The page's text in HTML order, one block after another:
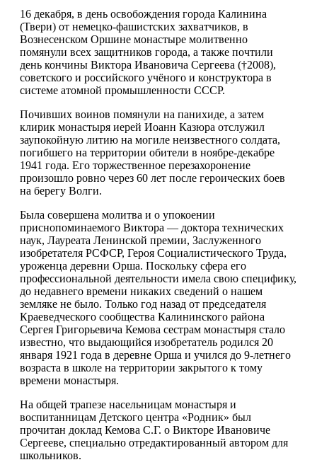
16 декабря, в день освобождения города Калинина
(Твери) от немецко-фашистских захватчиков, в
Вознесенском Оршине монастыре молитвенно
помянули всех защитников города, а также почтили
день кончины Виктора Ивановича Сергеева (†2008),
советского и российского учёного и конструктора в
системе атомной промышленности СССР.
Почивших воинов помянули на панихиде, а затем
клирик монастыря иерей Иоанн Казюра отслужил
заупокойную литию на могиле неизвестного солдата,
погибшего на территории обители в ноябре-декабре
1941 года. Его торжественное перезахоронение
произошло ровно через 60 лет после героических боев
на берегу Волги.
Была совершена молитва и о упокоении
приснопоминаемого Виктора — доктора технических
наук, Лауреата Ленинской премии, Заслуженного
изобретателя РСФСР, Героя Социалистического Труда,
уроженца деревни Орша. Поскольку сфера его
профессиональной деятельности имела свою специфику,
до недавнего времени никаких сведений о нашем
земляке не было. Только год назад от председателя
Краеведческого сообщества Калининского района
Сергея Григорьевича Кемова сестрам монастыря стало
известно, что выдающийся изобретатель родился 20
января 1921 года в деревне Орша и учился до 9-летнего
возраста в школе на территории закрытого к тому
времени монастыря.
На общей трапезе насельницам монастыря и
воспитанницам Детского центра «Родник» был
прочитан доклад Кемова С.Г. о Викторе Ивановиче
Сергееве, специально отредактированный автором для
школьников.